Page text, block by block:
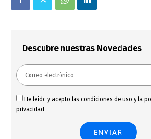
Descubre nuestras Novedades
He leído y acepto las condiciones de uso y la
privacidad